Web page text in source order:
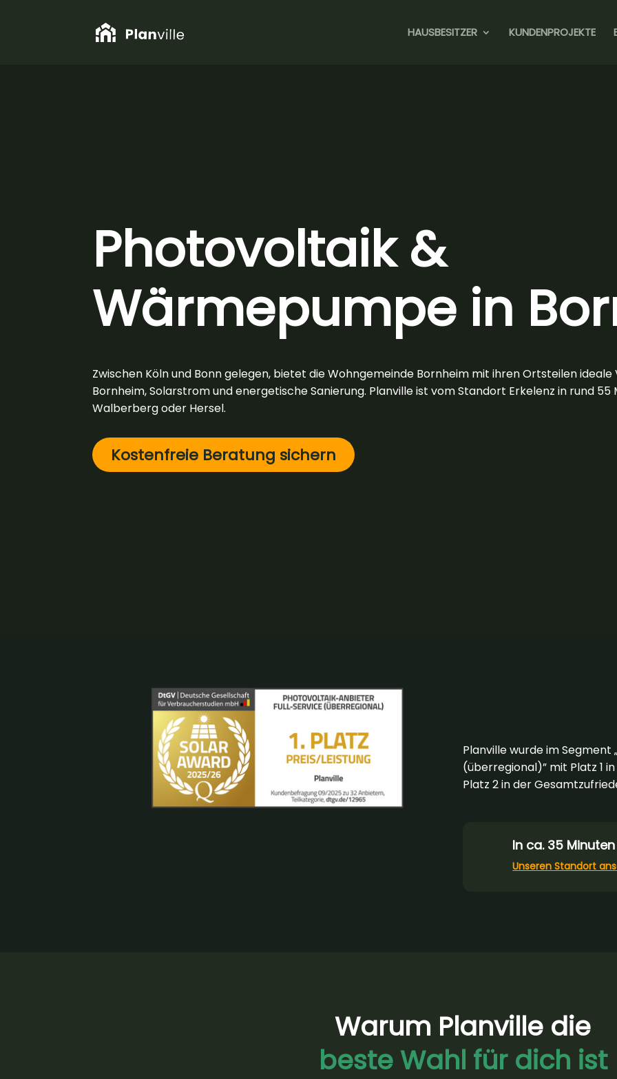
HAUSBESITZER KUNDENPROJEKTE
Photovoltaik &
Wärmepumpe in
Zwischen Köln und Bonn gelegen, bietet die Wohngemeinde Bornheim mit ihren Ortsteilen
Bornheim, Solarstrom und energetische Sanierung. Planville ist vom Standort Erkelenz in rund 55
Walberberg oder Hersel.
Kostenfreie Beratung sichern
Planville wurde im
(überregional)” mit Platz 1
Platz 2 in der
In ca. 35
Unseren Standort
Warum Planville die
beste Wahl für dich ist